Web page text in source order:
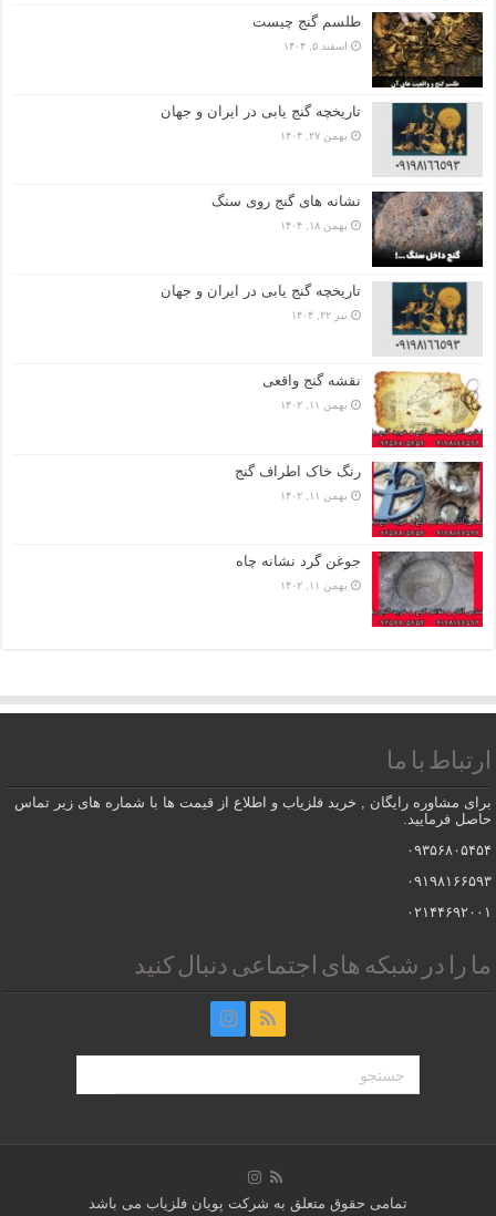
طلسم گنج چیست
اسفند ۵, ۱۴۰۴
تاریخچه گنج‌ یابی در ایران و جهان
بهمن ۲۷, ۱۴۰۴
نشانه های گنج روی سنگ
بهمن ۱۸, ۱۴۰۴
تاریخچه گنج‌ یابی در ایران و جهان
تیر ۲۲, ۱۴۰۴
نقشه گنج واقعی
بهمن ۱۱, ۱۴۰۲
رنگ خاک اطراف گنج
بهمن ۱۱, ۱۴۰۲
جوغن گرد نشانه چاه
بهمن ۱۱, ۱۴۰۲
ارتباط با ما
برای مشاوره رایگان , خرید فلزیاب و اطلاع از قیمت ها با شماره های زیر تماس
حاصل فرمایید.
۰۹۳۵۶۸۰۵۴۵۴
۰۹۱۹۸۱۶۶۵۹۳
۰۲۱۴۴۶۹۲۰۰۱
ما را در شبکه های اجتماعی دنبال کنید
تمامی حقوق متعلق به شرکت پویان فلزیاب می باشد